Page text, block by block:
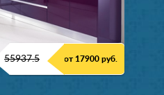
55937.5 от 17900 руб.